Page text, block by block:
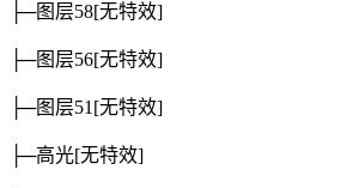
├─图层58[无特效]
├─图层56[无特效]
├─图层51[无特效]
├─高光[无特效]